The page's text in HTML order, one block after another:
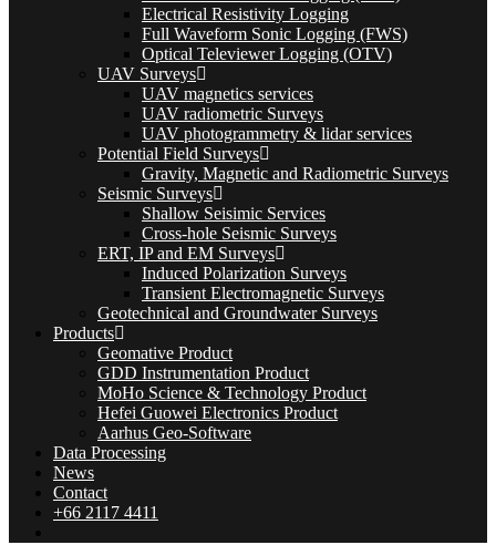
Electrical Resistivity Logging
Full Waveform Sonic Logging (FWS)
Optical Televiewer Logging (OTV)
UAV Surveys
UAV magnetics services
UAV radiometric Surveys
UAV photogrammetry & lidar services
Potential Field Surveys
Gravity, Magnetic and Radiometric Surveys
Seismic Surveys
Shallow Seisimic Services
Cross-hole Seismic Surveys
ERT, IP and EM Surveys
Induced Polarization Surveys
Transient Electromagnetic Surveys
Geotechnical and Groundwater Surveys
Products
Geomative Product
GDD Instrumentation Product
MoHo Science & Technology Product
Hefei Guowei Electronics Product
Aarhus Geo-Software
Data Processing
News
Contact
+66 2117 4411